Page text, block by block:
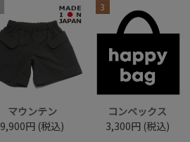
マウンテン
9,900円 (税込)
3
コンベックス
3,300円 (税込)